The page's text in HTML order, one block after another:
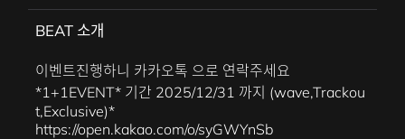
BEAT 소개
이벤트진행하니 카카오톡 으로 연락주세요
*1+1EVENT* 기간 2025/12/31 까지 (wave,Trackou
t,Exclusive)*
https://open.kakao.com/o/syGWYnSb